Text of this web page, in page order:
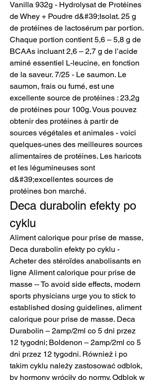
Vanilla 932g - Hydrolysat de Protéines
de Whey + Poudre d&#39;Isolat. 25 g
de protéines de lactosérum par portion.
Chaque portion contient 5,6 – 5,8 g de
BCAAs incluant 2,6 – 2,7 g de l’acide
aminé essentiel L-leucine, en fonction
de la saveur. 7/25 - Le saumon. Le
saumon, frais ou fumé, est une
excellente source de protéines : 23,2g
de protéines pour 100g. Vous pouvez
obtenir des protéines à partir de
sources végétales et animales - voici
quelques-unes des meilleures sources
alimentaires de protéines. Les haricots
et les légumineuses sont
d&#39;excellentes sources de
protéines bon marché.
Deca durabolin efekty po
cyklu
Aliment calorique pour prise de masse,
Deca durabolin efekty po cyklu -
Acheter des stéroïdes anabolisants en
ligne Aliment calorique pour prise de
masse -- To avoid side effects, modern
sports physicians urge you to stick to
established dosing guidelines, aliment
calorique pour prise de masse. Deca
Durabolin – 2amp/2ml co 5 dni przez
12 tygodni; Boldenon – 2amp/2ml co 5
dni przez 12 tygodni. Również i po
takim cyklu należy zastosować odblok,
by hormony wróciły do normy. Odblok w